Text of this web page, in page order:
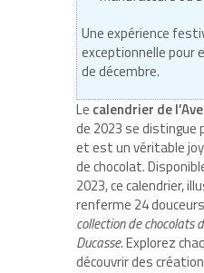
Une expérience
exceptionnelle pour
de décembre.
Le calendrier de
de 2023 se distingue
et est un véritable
de chocolat.
2023, ce calendrier,
renferme 24
collection de chocolats
Ducasse. Explorez
découvrir des